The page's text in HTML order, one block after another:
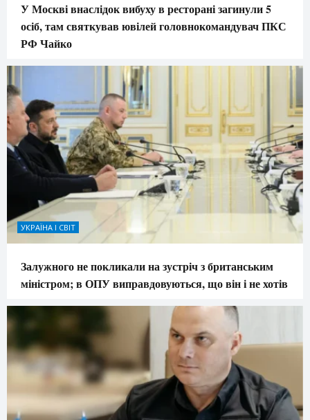
У Москві внаслідок вибуху в ресторані загинули 5
осіб, там святкував ювілей головнокомандувач ПКС
РФ Чайко
УКРАЇНА І СВІТ
Залужного не покликали на зустріч з британським
міністром; в ОПУ виправдовуються, що він і не хотів